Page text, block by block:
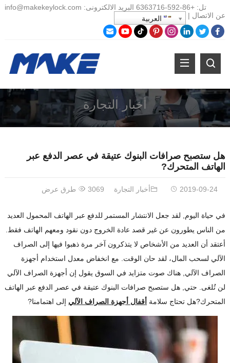
تل:+86- 592-6363716 البريد الالكترونى:
info@makekeylock.com
عن الاتصال | العربية
أخبار التجارة
هل ستصبح صرافات البنوك عتيقة في عصر الدفع عبر
الهاتف المتحرك?
2019-09-24 أخبار التجارة 3069 طرق عرض
في حياة اليوم, لقد جعل الانتشار المستمر للدفع عبر الهاتف المحمول العديد
من الناس يطورون عن غير قصد عادة الخروج دون نقود ومعهم الهاتف فقط.
أعتقد أن العديد من الأشخاص لا يتذكرون آخر مرة ذهبوا فيها إلى الصراف
الآلي لسحب المال، لقد حان الوقت. مع انخفاض معدل استخدام أجهزة
الصراف الآلي, هناك صوت متزايد في السوق يقول إن أجهزة الصراف الآلي
لن تُلغى. حتي, هل ستصبح صرافات البنوك عتيقة في عصر الدفع عبر الهاتف
المتحرك?هل تحتاج سلامة أقفال أجهزة الصراف الآلي إلى اهتمامنا?